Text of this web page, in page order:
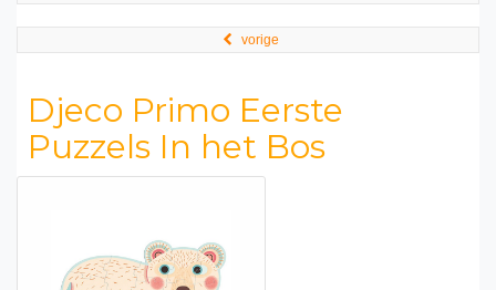
vorige
Djeco Primo Eerste
Puzzels In het Bos